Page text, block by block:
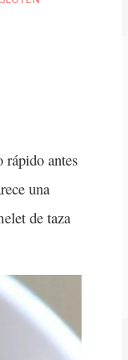
rápido antes
una
de taza